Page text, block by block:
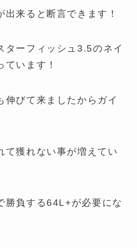
出来ると断言できます！
ターフィッシュ3.5のネイ
ています！
伸びて来ましたからガイ
て獲れない事が増えてい
勝負する64L+が必要にな